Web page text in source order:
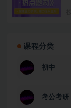
课程分类
初中
考公考研